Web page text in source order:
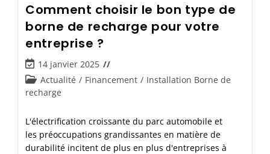
Comment choisir le bon type de
borne de recharge pour votre
entreprise ?
14 janvier 2025
Actualité / Financement / Installation Borne de
recharge
L'électrification croissante du parc automobile et
les préoccupations grandissantes en matière de
durabilité incitent de plus en plus d'entreprises à